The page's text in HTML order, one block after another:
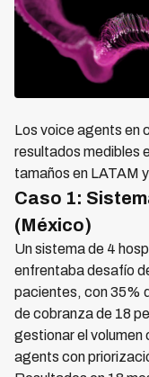
Los voice agents en
resultados medibles
tamaños en LATAM
Caso 1:
(México)
Un sistema de 4
enfrentaba desafío
pacientes, con 35%
de cobranza de 18
gestionar el
agents con